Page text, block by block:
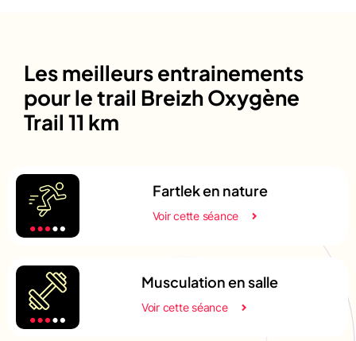
Les meilleurs entrainements
pour le trail Breizh Oxygène
Trail 11 km
Fartlek en nature
Voir cette séance
Musculation en salle
Voir cette séance